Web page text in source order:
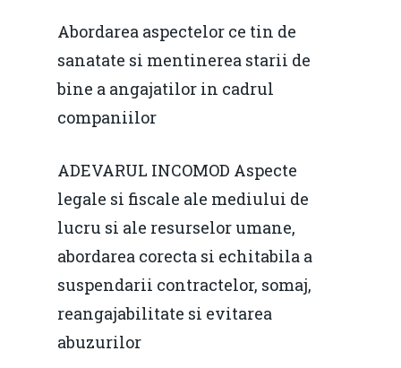
Abordarea aspectelor ce tin de
sanatate si mentinerea starii de
bine a angajatilor in cadrul
companiilor
ADEVARUL INCOMOD Aspecte
legale si fiscale ale mediului de
lucru si ale resurselor umane,
abordarea corecta si echitabila a
suspendarii contractelor, somaj,
reangajabilitate si evitarea
abuzurilor
Noutăți
Despre
Foto
Modelul economic
România – orizont
resurselor naturale
Piaţa gazelor naturale:
Video
Marea Neagră în Noua
Politici Europene în
EM360 Talk
Contact
Burse pentru